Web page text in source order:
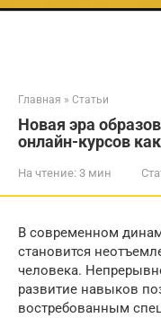
Главная » Статьи
Новая эра
онлайн-курсов
На чтение: 3 мин
В современном
становится
человека.
развитие навыков
востребованным